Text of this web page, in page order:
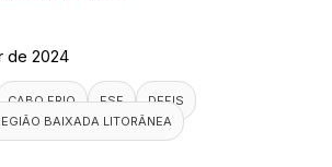
de 2024
CABO FRIO ESF
DEFIS
BAIXADA LITORÂNEA